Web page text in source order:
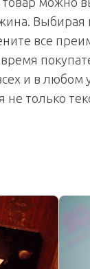
Выбирая
все
и в любом
только